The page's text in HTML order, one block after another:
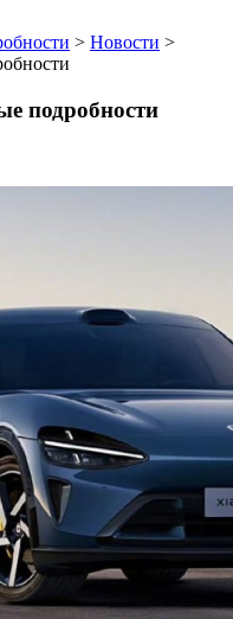
> Новости >
подробности